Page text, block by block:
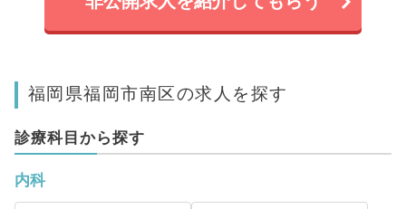
福岡県福岡市南区の求人を探す
診療科目から探す
内科